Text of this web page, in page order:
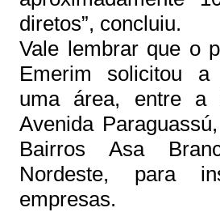
diretos”, concluiu.
Vale lembrar que o
Emerim solicitou
uma área, entre a
Avenida
Bairros Asa
Nordeste, para
empresas.